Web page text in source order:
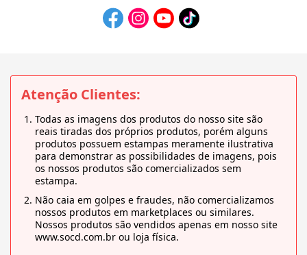
Atenção Clientes:
Todas as imagens dos produtos do nosso site são
reais tiradas dos próprios produtos, porém alguns
produtos possuem estampas meramente ilustrativa
para demonstrar as possibilidades de imagens, pois
os nossos produtos são comercializados sem
estampa.
Não caia em golpes e fraudes, não comercializamos
nossos produtos em marketplaces ou similares.
Nossos produtos são vendidos apenas em nosso site
www.socd.com.br ou loja física.